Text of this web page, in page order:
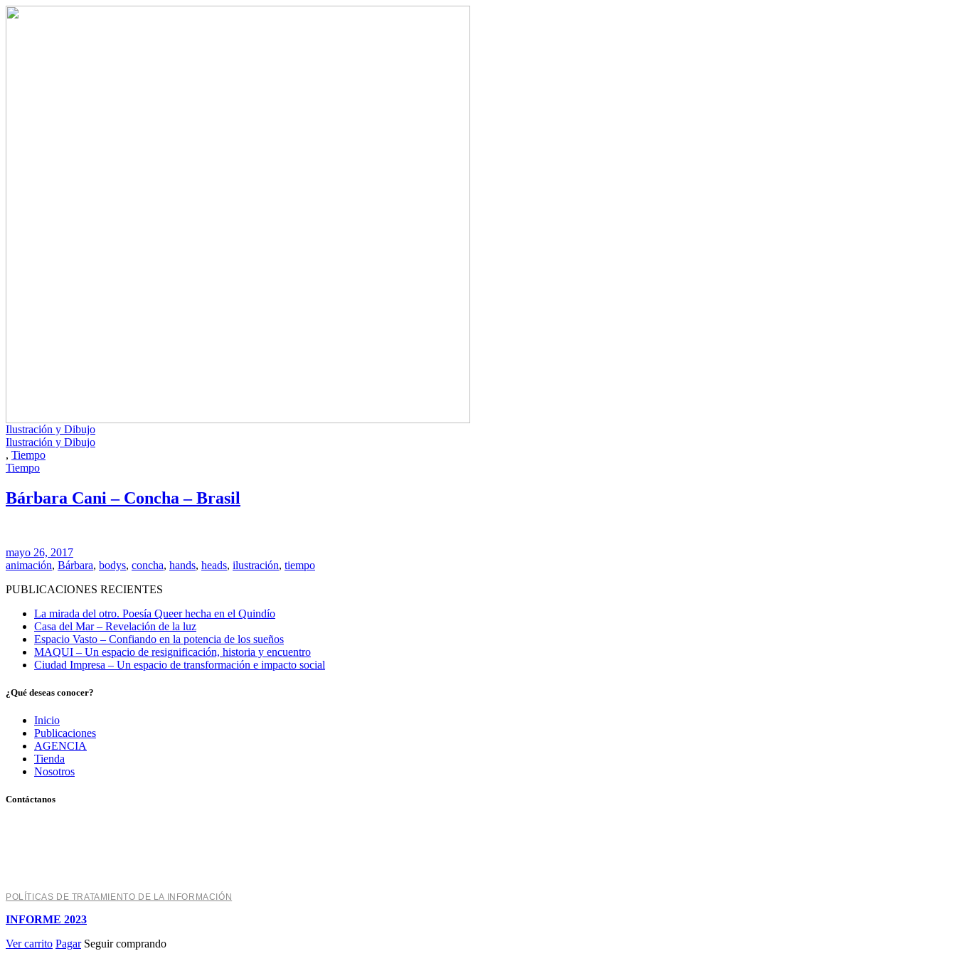
Ilustración y Dibujo
Ilustración y Dibujo
, Tiempo
Tiempo
Bárbara Cani – Concha – Brasil
mayo 26, 2017
animación, Bárbara, bodys, concha, hands, heads, ilustración, tiempo
PUBLICACIONES RECIENTES
La mirada del otro. Poesía Queer hecha en el Quindío
Casa del Mar – Revelación de la luz
Espacio Vasto – Confiando en la potencia de los sueños
MAQUI – Un espacio de resignificación, historia y encuentro
Ciudad Impresa – Un espacio de transformación e impacto social
¿Qué deseas conocer?
Inicio
Publicaciones
AGENCIA
Tienda
Nosotros
Contáctanos
POLÍTICAS DE TRATAMIENTO DE LA INFORMACIÓN
INFORME 2023
Ver carrito Pagar Seguir comprando